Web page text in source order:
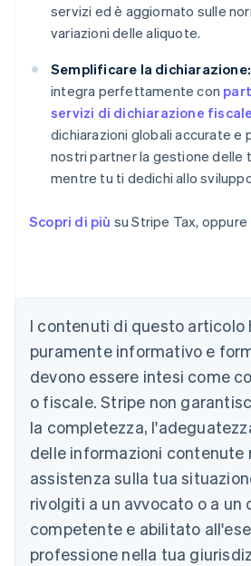
servizi ed è aggiornato sulle
variazioni delle aliquote.
Semplificare la dichiarazione:
integra perfettamente con
servizi di dichiarazione
dichiarazioni globali accurate e
nostri partner la gestione delle
mentre tu ti dedichi allo
Scopri di più su Stripe Tax, oppure
I contenuti di questo articolo
puramente informativo e
devono essere intesi come
o fiscale. Stripe non
la completezza,
delle informazioni contenute
assistenza sulla tua
rivolgiti a un avvocato o a un
competente e abilitato
professione nella tua
Australia
English
Austria
DeutschEnglish
Belgio
Nederlands FrançaisDeutsch English
Brasile
Português
Bulgaria
English
Canada